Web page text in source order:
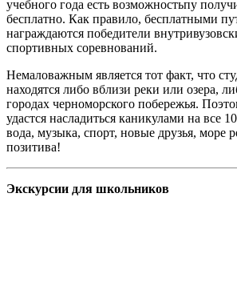
учебного года есть возможностьпу
бесплатно. Как правило, бесплатными
награждаются победители
спортивных соревнований.
Немаловажным является тот факт, что
находятся либо вблизи реки или озера,
городах черноморского побережья.
удастся насладиться каникулами на все
вода, музыка, спорт, новые друзья, море
позитива!
Экскурсии для школьников